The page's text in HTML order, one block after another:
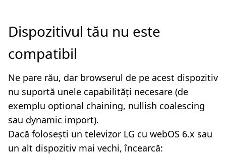
Dispozitivul tău nu este
compatibil
Ne pare rău, dar browserul de pe acest dispozitiv
nu suportă unele capabilități necesare (de
exemplu optional chaining, nullish coalescing
sau dynamic import).
Dacă folosești un televizor LG cu webOS 6.x sau
un alt dispozitiv mai vechi, încearcă: